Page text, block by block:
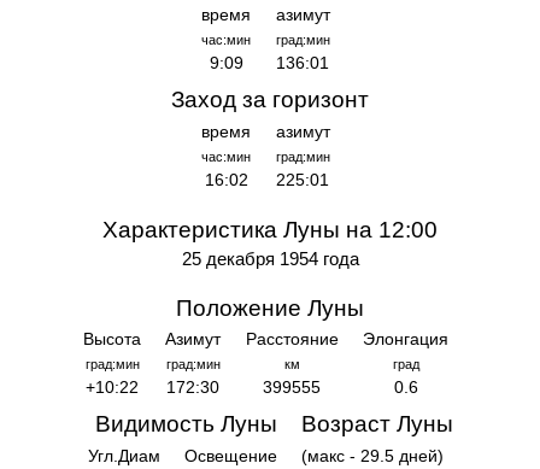
время
час:мин
9:09
азимут
град:мин
136:01
Заход за горизонт
время
час:мин
16:02
азимут
град:мин
225:01
Характеристика Луны на 12:00
25 декабря 1954 года
Положение Луны
Высота
град:мин
+10:22
Азимут
град:мин
172:30
Расстояние
км
399555
Элонгация
град
0.6
Видимость Луны
Угл.Диам Освещение
Возраст Луны
(макс - 29.5 дней)